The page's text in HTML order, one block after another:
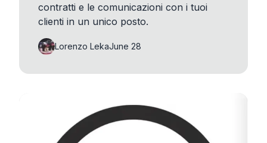
contratti e le comunicazioni con i tuoi
clienti in un unico posto.
Lorenzo LekaJune 28